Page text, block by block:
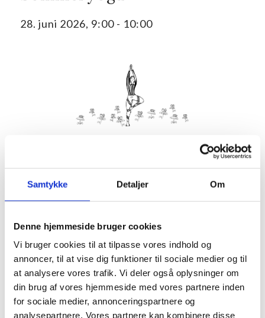
Samtykke Detaljer Om
Denne hjemmeside bruger cookies
Vi bruger cookies til at tilpasse vores indhold og
annoncer, til at vise dig funktioner til sociale medier og til
at analysere vores trafik. Vi deler også oplysninger om
din brug af vores hjemmeside med vores partnere inden
for sociale medier, annonceringspartnere og
analysepartnere. Vores partnere kan kombinere disse
28. juni 2026, 9:00- 10:00
Kom med morgenhår og tag din nabo eller bedste ven under
Husk din yogamåtte.
Hvis det er dårligt vejr, er vi indendørs på Villa Strand eller
Hornbækhus.
Info
Tilmelding